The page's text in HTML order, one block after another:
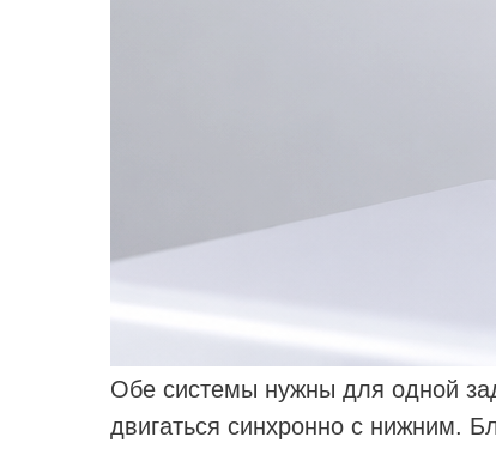
Обе системы нужны для одной
двигаться синхронно с нижним.